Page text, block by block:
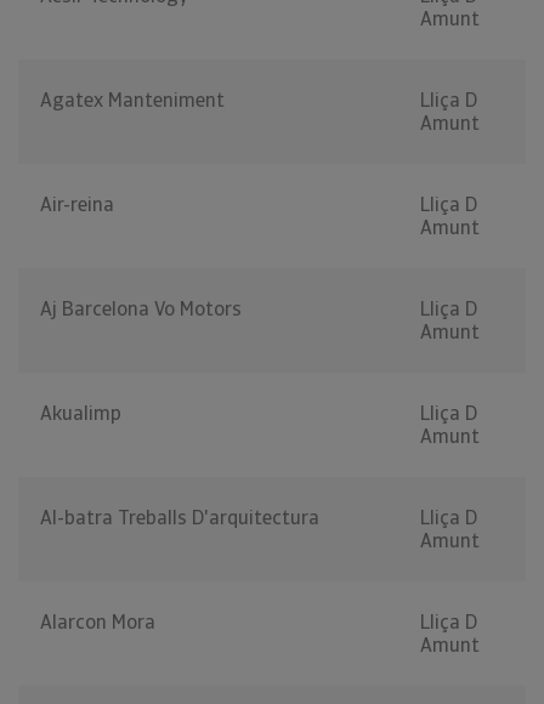
Amunt
Agatex Manteniment
Lliça D
Amunt
Air-reina
Lliça D
Amunt
Aj Barcelona Vo Motors
Lliça D
Amunt
Akualimp
Lliça D
Amunt
Al-batra Treballs D'arquitectura
Lliça D
Amunt
Alarcon Mora
Lliça D
Amunt